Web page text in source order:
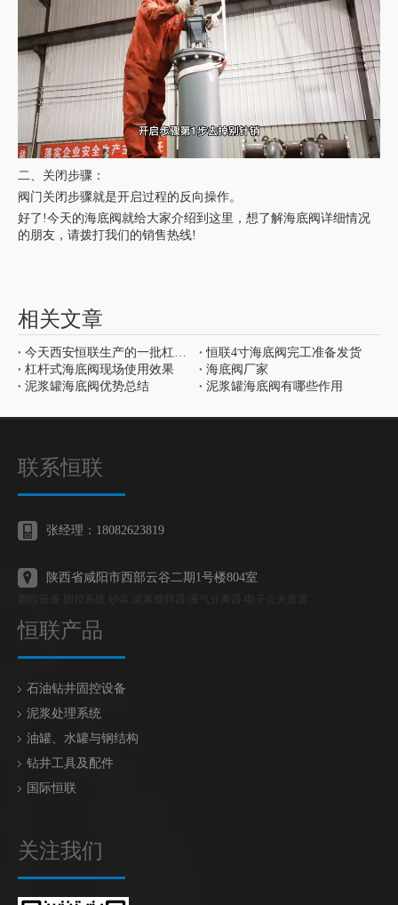
二、关闭步骤：
阀门关闭步骤就是开启过程的反向操作。
好了!今天的海底阀就给大家介绍到这里，想了解海底阀详细情况
的朋友，请拨打我们的销售热线!
相关文章
今天西安恒联生产的一批杠杆式海底阀发往新疆
恒联4寸海底阀完工准备发货
杠杆式海底阀现场使用效果
海底阀厂家
泥浆罐海底阀优势总结
泥浆罐海底阀有哪些作用
联系恒联
张经理：18082623819
陕西省咸阳市西部云谷二期1号楼804室
恒联产品
石油钻井固控设备
泥浆处理系统
油罐、水罐与钢结构
钻井工具及配件
国际恒联
关注我们